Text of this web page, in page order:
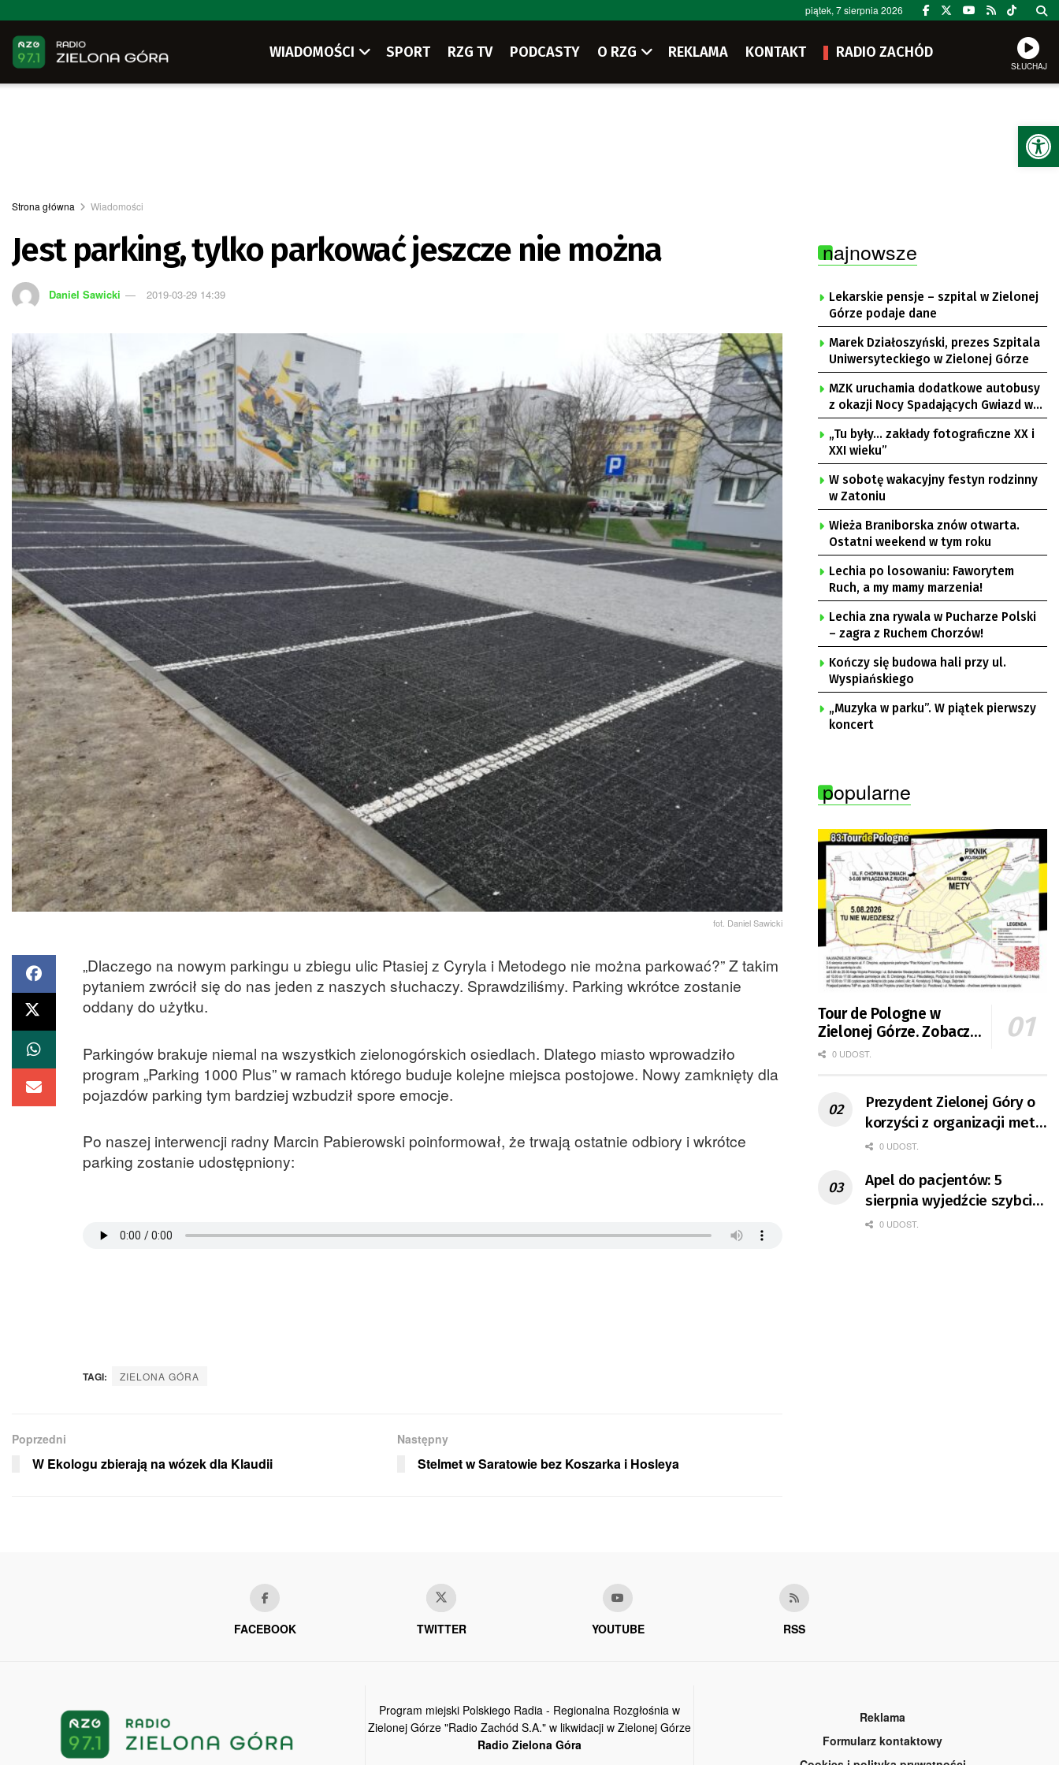
piątek, 7 sierpnia 2026
WIADOMOŚCI SPORT RZG TV PODCASTY O RZG REKLAMA KONTAKT RADIO ZACHÓD
SŁUCHAJ
Strona główna Wiadomości
Jest parking, tylko parkować jeszcze nie można
Daniel Sawicki 2019-03-29 14:39
fot. Daniel Sawicki
„Dlaczego na nowym parkingu u zbiegu ulic Ptasiej z Cyryla i Metodego nie można parkować?” Z takim
pytaniem zwrócił się do nas jeden z naszych słuchaczy. Sprawdziliśmy. Parking wkrótce zostanie
oddany do użytku.
Parkingów brakuje niemal na wszystkich zielonogórskich osiedlach. Dlatego miasto wprowadziło
program „Parking 1000 Plus” w ramach którego buduje kolejne miejsca postojowe. Nowy zamknięty dla
pojazdów parking tym bardziej wzbudził spore emocje.
Po naszej interwencji radny Marcin Pabierowski poinformował, że trwają ostatnie odbiory i wkrótce
parking zostanie udostępniony:
TAGI: ZIELONA GÓRA
Poprzedni
W Ekologu zbierają na wózek dla Klaudii
Następny
Stelmet w Saratowie bez Koszarka i Hosleya
najnowsze
Lekarskie pensje – szpital w Zielonej
Górze podaje dane
Marek Działoszyński, prezes Szpitala
Uniwersyteckiego w Zielonej Górze
MZK uruchamia dodatkowe autobusy
z okazji Nocy Spadających Gwiazd w
Ochli
„Tu były… zakłady fotograficzne XX i
XXI wieku”
W sobotę wakacyjny festyn rodzinny
w Zatoniu
Wieża Braniborska znów otwarta.
Ostatni weekend w tym roku
Lechia po losowaniu: Faworytem
Ruch, a my mamy marzenia!
Lechia zna rywala w Pucharze Polski
– zagra z Ruchem Chorzów!
Kończy się budowa hali przy ul.
Wyspiańskiego
„Muzyka w parku”. W piątek pierwszy
koncert
popularne
Tour de Pologne w
Zielonej Górze. Zobacz
zmiany w organizacji
0 UDOST.
Prezydent Zielonej Góry o
korzyści z organizacji mety
Tour de Pologne
0 UDOST.
Apel do pacjentów: 5
sierpnia wyjedźcie szybciej
z domów
0 UDOST.
FACEBOOK TWITTER YOUTUBE RSS
Program miejski Polskiego Radia - Regionalna Rozgłośnia w
Zielonej Górze "Radio Zachód S.A." w likwidacji w Zielonej Górze
Radio Zielona Góra
Reklama
Formularz kontaktowy